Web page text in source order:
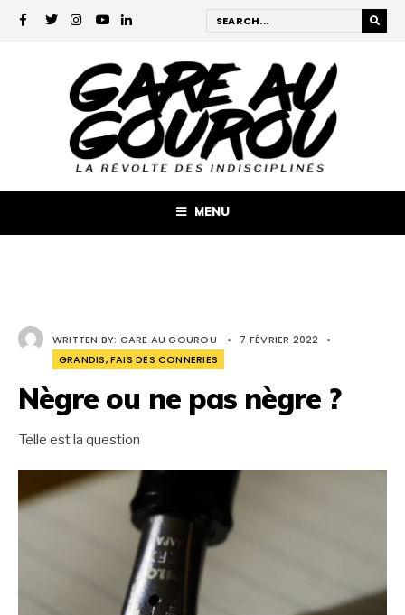
MENU
WRITTEN BY: GARE AU GOUROU • 7 FÉVRIER 2022
•
GRANDIS, FAIS DES CONNERIES
Nègre ou ne pas nègre ?
Telle est la question